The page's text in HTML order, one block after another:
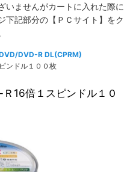
いませんがカートに入れた際に
下記部分の【ＰＣサイト】をク
DVD-R DL(CPRM)
ンドル１００枚
16倍１スピンドル１０